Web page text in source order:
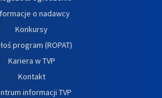
o nadawcy
Konkursy
program (ROPAT)
Kariera w TVP
Kontakt
informacji TVP